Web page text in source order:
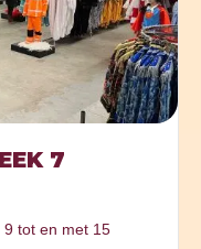
7
9 tot en met 15